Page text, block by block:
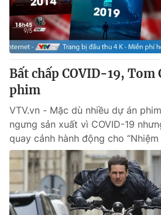
Bất chấp COVID-19, Tom
phim
VTV.vn - Mặc dù nhiều dự án
ngưng sản xuất vì COVID-19
quay cảnh hành động cho